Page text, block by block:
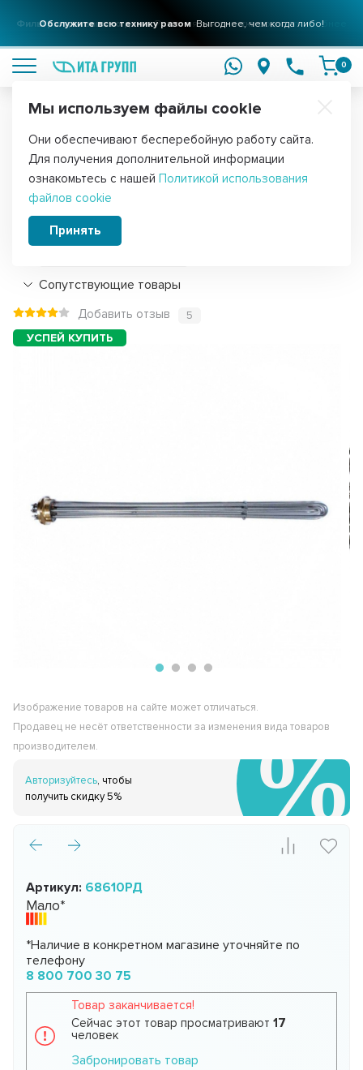
Обслужите всю технику разомВыгоднее, чем когда либо!
Фильтры для вашего домаРешения для очистки воды подробнее
0
Главная Запчасти для электрокотлов ТЭНы для котлов
Блок ТЭНов KFL10 кВт G2" 72 см
нержавейка, 68610РД
Подробнее
Сопутствующие товары
Добавить отзыв 5
Изображение товаров на сайте может отличаться.
Продавец не несёт ответственности за изменения вида товаров
производителем.
Авторизуйтесь, чтобы
получить скидку 5%
Артикул: 68610РД
Мало*
*Наличие в конкретном магазине уточняйте по
телефону
8 800 700 30 75
Товар заканчивается!
Сейчас этот товар просматривают 17
человек
Забронировать товар
Мы используем файлы cookie
Они обеспечивают бесперебойную работу сайта.
Для получения дополнительной информации
ознакомьтесь с нашей Политикой использования
файлов cookie
Принять